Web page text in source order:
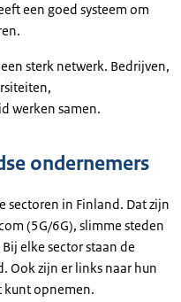
een goed systeem om
sterk netwerk. Bedrijven,
werken samen.
ondernemers
in Finland. Dat zijn
(5G/6G), slimme steden
elke sector staan de
Ook zijn er links naar hun
kunt opnemen.